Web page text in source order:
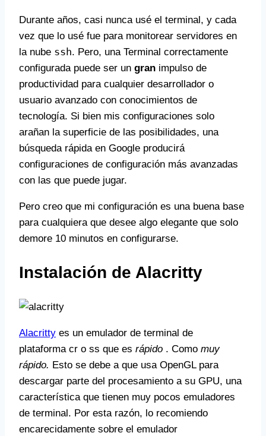
Durante años, casi nunca usé el terminal, y cada
vez que lo usé fue para monitorear servidores en
la nube ssh. Pero, una Terminal correctamente
configurada puede ser un gran impulso de
productividad para cualquier desarrollador o
usuario avanzado con conocimientos de
tecnología. Si bien mis configuraciones solo
arañan la superficie de las posibilidades, una
búsqueda rápida en Google producirá
configuraciones de configuración más avanzadas
con las que puede jugar.
Pero creo que mi configuración es una buena base
para cualquiera que desee algo elegante que solo
demore 10 minutos en configurarse.
Instalación de Alacritty
Alacritty es un emulador de terminal de
plataforma cr o ss que es rápido . Como muy
rápido. Esto se debe a que usa OpenGL para
descargar parte del procesamiento a su GPU, una
característica que tienen muy pocos emuladores
de terminal. Por esta razón, lo recomiendo
encarecidamente sobre el emulador